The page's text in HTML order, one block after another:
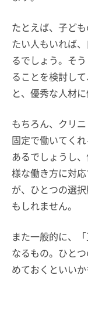
たとえば、子ど
たい人もいれば
るでしょう。そ
ることを検討し
と、優秀な人材
もちろん、クリ
固定で働いてく
あるでしょうし
様な働き方に対
が、ひとつの選
もしれません。
また一般的に、
なるもの。ひと
めておくといいか